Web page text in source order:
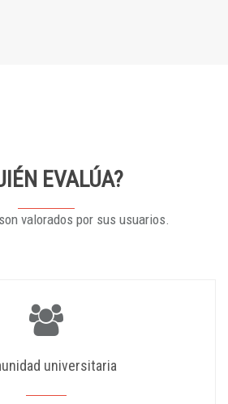
EVALÚA?
valorados por sus usuarios.
universitaria